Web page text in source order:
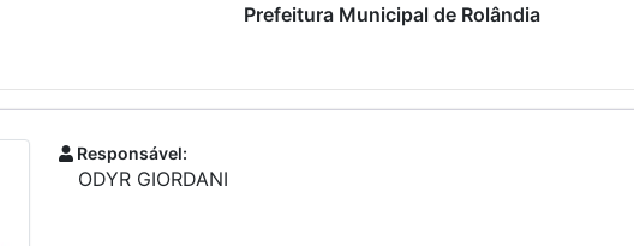
Prefeitura Municipal de Rolândia
Responsável:
ODYR GIORDANI